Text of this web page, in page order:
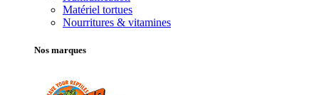
Matériel tortues
Nourritures & vitamines
Nos marques